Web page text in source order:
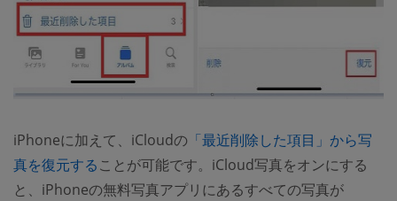
iPhoneに加えて、iCloudの 「最近削除した項目」から写
真を復元することが可能です。iCloud写真をオンにする
と、iPhoneの無料写真アプリにあるすべての写真が